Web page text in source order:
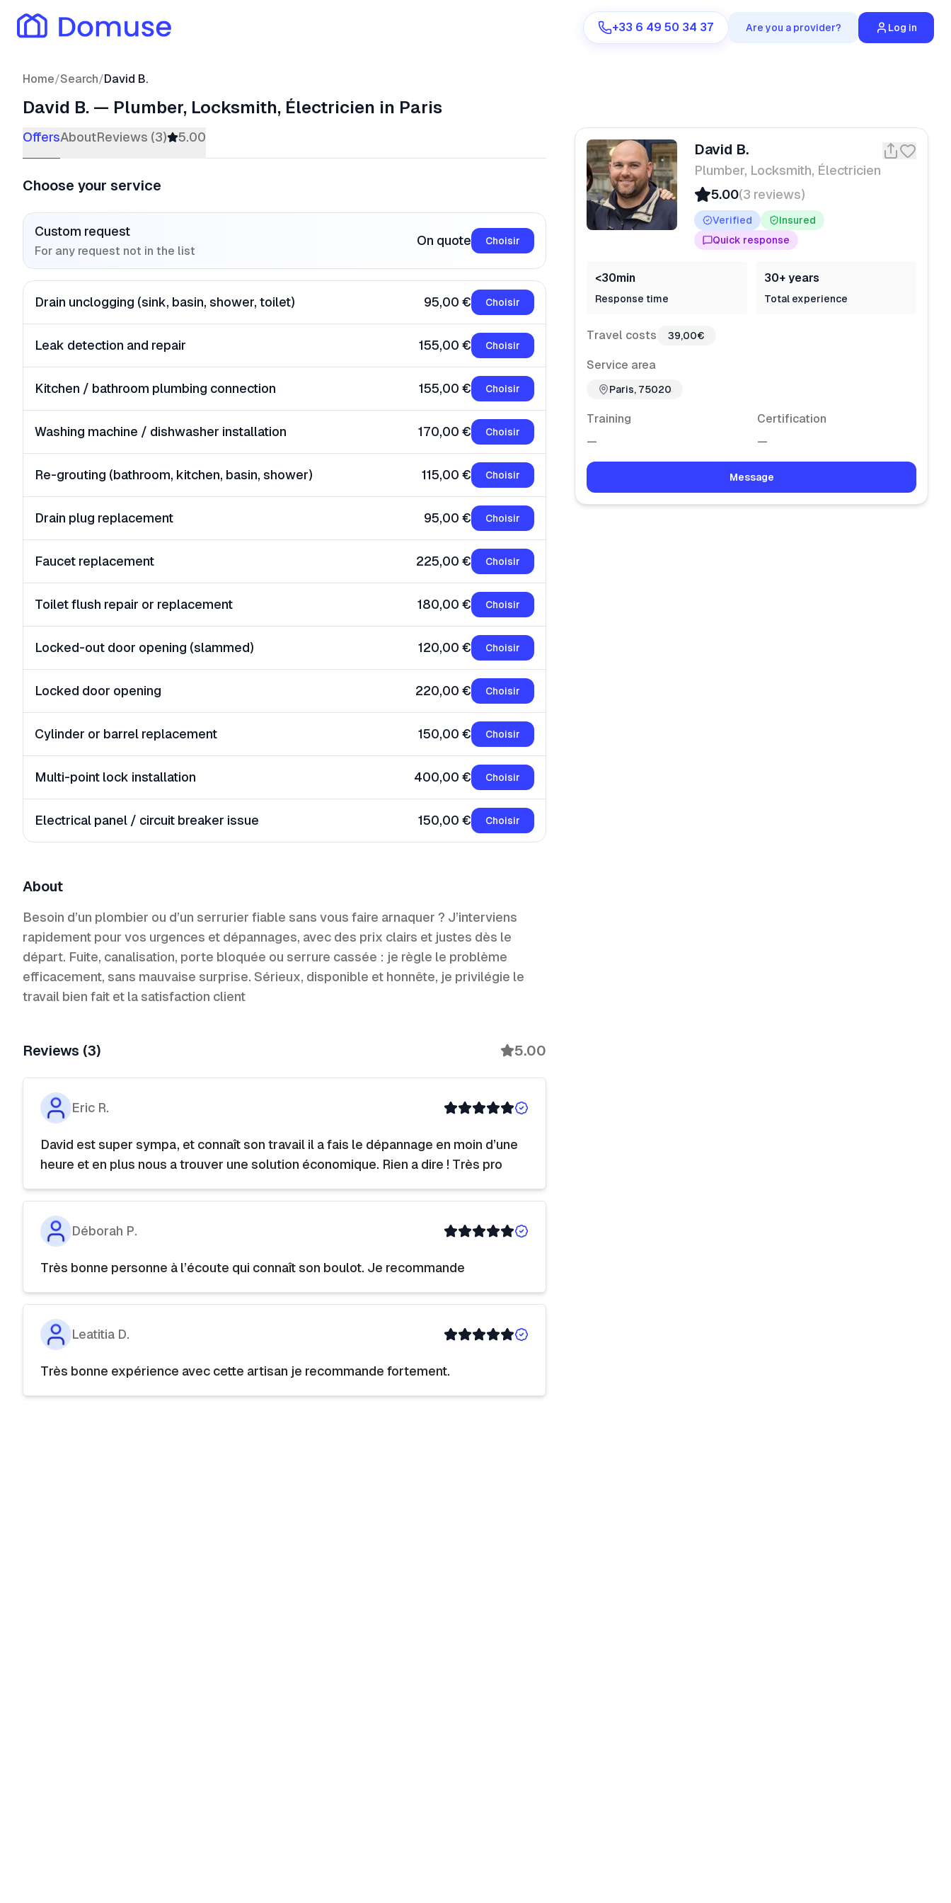
+33 6 49 50 34 37 Are you a provider? Log in
Home/Search/David B.
David B. — Plumber, Locksmith, Électricien in Paris
OffersAboutReviews (3) 5.00
Choose your service
Custom request
For any request not in the list
On quote Choisir
Drain unclogging (sink, basin, shower, toilet) 95,00 € Choisir
Leak detection and repair 155,00 € Choisir
Kitchen / bathroom plumbing connection 155,00 € Choisir
Washing machine / dishwasher installation 170,00 € Choisir
Re-grouting (bathroom, kitchen, basin, shower) 115,00 € Choisir
Drain plug replacement 95,00 € Choisir
Faucet replacement 225,00 € Choisir
Toilet flush repair or replacement 180,00 € Choisir
Locked-out door opening (slammed) 120,00 € Choisir
Locked door opening 220,00 € Choisir
Cylinder or barrel replacement 150,00 € Choisir
Multi-point lock installation 400,00 € Choisir
Electrical panel / circuit breaker issue 150,00 € Choisir
About
Besoin d’un plombier ou d’un serrurier fiable sans vous faire arnaquer ? J’interviens
rapidement pour vos urgences et dépannages, avec des prix clairs et justes dès le
départ. Fuite, canalisation, porte bloquée ou serrure cassée : je règle le problème
efficacement, sans mauvaise surprise. Sérieux, disponible et honnête, je privilégie le
travail bien fait et la satisfaction client
Reviews (3) 5.00
Eric R.
David est super sympa, et connaît son travail il a fais le dépannage en moin d’une
heure et en plus nous a trouver une solution économique. Rien a dire ! Très pro
Déborah P.
Très bonne personne à l’écoute qui connaît son boulot. Je recommande
Leatitia D.
Très bonne expérience avec cette artisan je recommande fortement.
David B.
Plumber, Locksmith, Électricien
5.00(3 reviews)
Verified
Insured
Quick response
<30min
Response time
30+ years
Total experience
Travel costs 39,00€
Service area
Paris, 75020
Training
—
Certification
—
Message